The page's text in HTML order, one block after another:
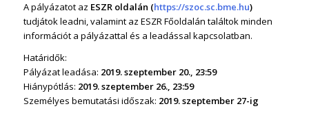
A pályázatot az ESZR oldalán (https://szoc.sc.bme.hu)
tudjátok leadni, valamint az ESZR Főoldalán találtok minden
információt a pályázattal és a leadással kapcsolatban.
Határidők:
Pályázat leadása: 2019. szeptember 20., 23:59
Hiánypótlás: 2019. szeptember 26., 23:59
Személyes bemutatási időszak: 2019. szeptember 27-ig